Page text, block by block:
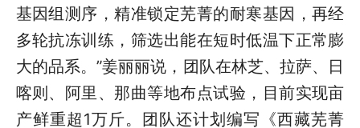
基因组测序，精准锁定芜菁的耐寒基因，再经
多轮抗冻训练，筛选出能在短时低温下正常膨
大的品系。”姜丽丽说，团队在林芝、拉萨、日
喀则、阿里、那曲等地布点试验，目前实现亩
产鲜重超1万斤。团队还计划编写《西藏芜菁